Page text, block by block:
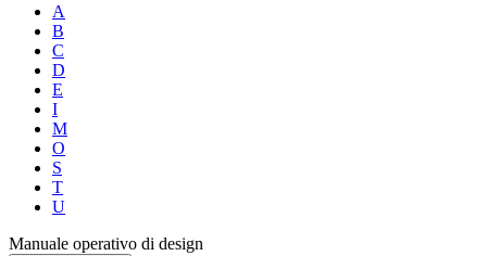
A
B
C
D
E
I
M
O
S
T
U
Manuale operativo di design